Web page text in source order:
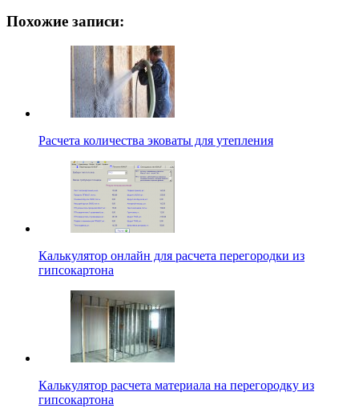
Похожие записи:
Расчета количества эковаты для утепления
Калькулятор онлайн для расчета перегородки из
гипсокартона
Калькулятор расчета материала на перегородку из
гипсокартона